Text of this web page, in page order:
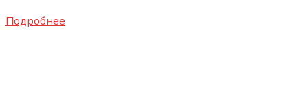
Подробнее